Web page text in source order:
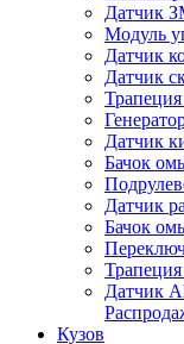
Датчик
Модуль
Датчик
Датчик
Датчик
Бачок
Датчик
Бачок
Датчик
Кузов